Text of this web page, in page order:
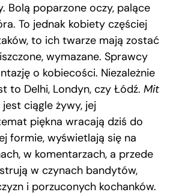
Bolą poparzone oczy, palące
To jednak kobiety częściej
to ich twarze mają zostać
wymazane. Sprawcy
o kobiecości. Niezależnie
to Delhi, Londyn, czy Łódź. Mit
ciągle żywy, jej
piękna wracają dziś do
formie, wyświetlają się na
w komentarzach, a przede
w czynach bandytów,
i porzuconych kochanków.